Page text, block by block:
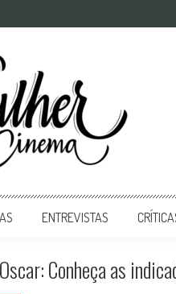
Cinema
ENTREVISTAS
Conheça as